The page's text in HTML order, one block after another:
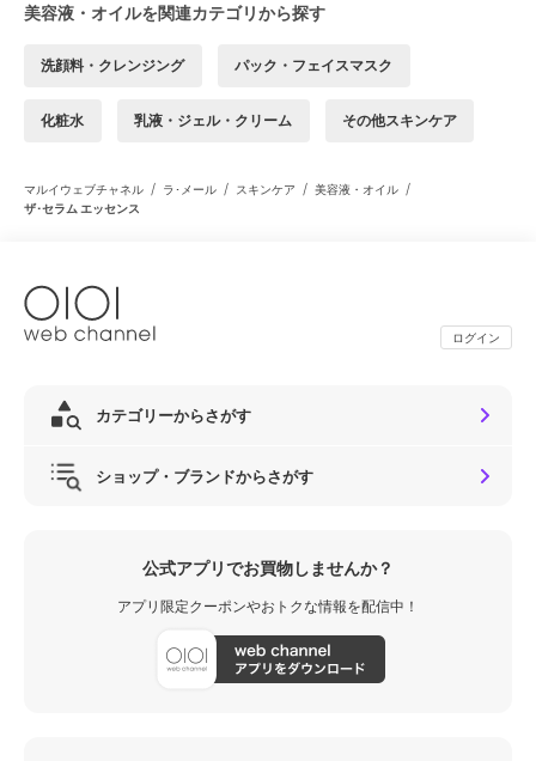
美容液・オイルを関連カテゴリから探す
洗顔料・クレンジング パック・フェイスマスク
化粧水 乳液・ジェル・クリーム その他スキンケア
マルイウェブチャネル / ラ･メール / スキンケア / 美容液・オイル /
ザ･セラム エッセンス
ログイン
カテゴリーからさがす
ショップ・ブランドからさがす
公式アプリでお買物しませんか？
アプリ限定クーポンやおトクな情報を配信中！